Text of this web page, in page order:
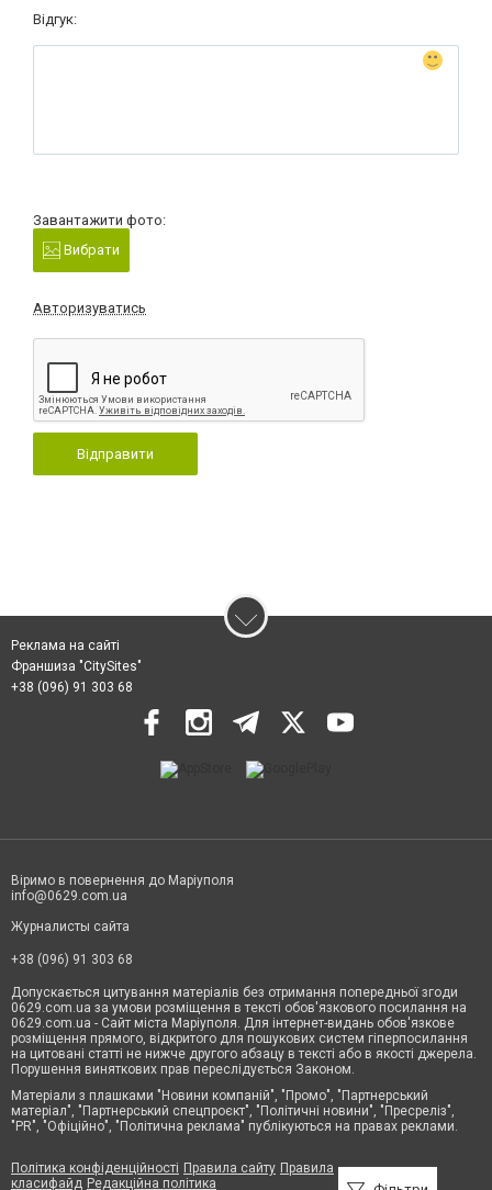
Відгук:
Завантажити фото:
Вибрати
Авторизуватись
Відправити
Реклама на сайті
Франшиза "CitySites"
+38 (096) 91 303 68
Віримо в повернення до Маріуполя
info@0629.com.ua
Журналисты сайта
+38 (096) 91 303 68
Допускається цитування матеріалів без отримання попередньої згоди
0629.com.ua за умови розміщення в тексті обов'язкового посилання на
0629.com.ua - Сайт міста Маріуполя. Для інтернет-видань обов'язкове
розміщення прямого, відкритого для пошукових систем гіперпосилання
на цитовані статті не нижче другого абзацу в тексті або в якості джерела.
Порушення виняткових прав переслідується Законом.
Матеріали з плашками "Новини компаній", "Промо", "Партнерський
матеріал", "Партнерський спецпроєкт", "Політичні новини", "Пресреліз",
"PR", "Офіційно", "Політична реклама" публікуються на правах реклами.
Політика конфіденційності Правила сайту Правила
класифайд Редакційна політика